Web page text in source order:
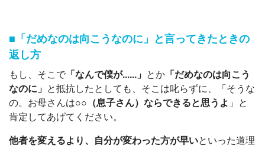
■「だめなのは向こうなのに」と言ってきたときの
返し方
もし、そこで 「なんで僕が......」 とか 「だめなのは向こう
なのに」 と抵抗したとしても、そこは叱らずに、「そうな
の。お母さんは○○（息子さん）ならできると思うよ 」と
肯定してあげてください。
他者を変えるより、自分が変わった方が早いといった道理